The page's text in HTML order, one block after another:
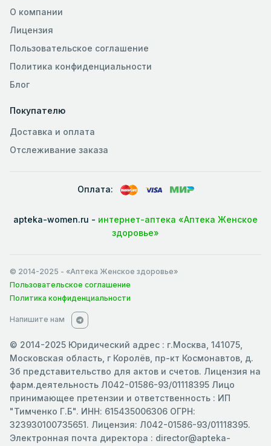
О компании
Лицензия
Пользовательское соглашение
Политика конфиденциальности
Блог
Покупателю
Доставка и оплата
Отслеживание заказа
Оплата:
apteka-women.ru - интернет-аптека «Аптека Женское
здоровье»
© 2014-2025 - «Аптека Женское здоровье»
Пользовательское соглашение
Политика конфиденциальности
Напишите нам
© 2014-2025 Юридический адрес : г.Москва, 141075,
Московская область, г Королёв, пр-кт Космонавтов, д.
3б представительство для актов и счетов. Лицензия на
фарм.деятельность Л042-01586-93/01118395 Лицо
принимающее претензии и ответственность : ИП
"Тимченко Г.Б". ИНН: 615435006306 ОГРН:
323930100735651. Лицензия: Л042-01586-93/01118395.
Электронная почта директора : director@apteka-